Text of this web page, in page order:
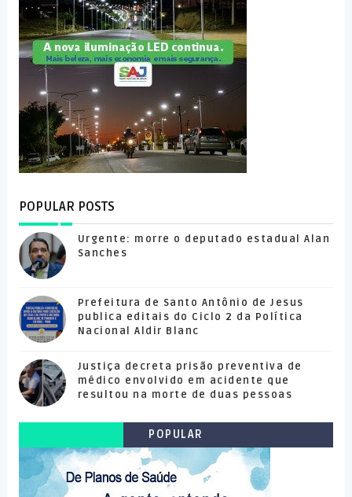
POPULAR POSTS
Urgente: morre o deputado estadual Alan
Sanches
Prefeitura de Santo Antônio de Jesus
publica editais do Ciclo 2 da Política
Nacional Aldir Blanc
Justiça decreta prisão preventiva de
médico envolvido em acidente que
resultou na morte de duas pessoas
POPULAR